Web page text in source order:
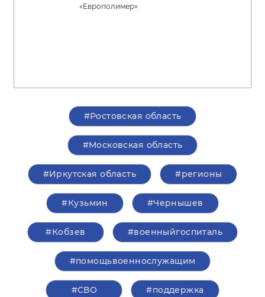
«Европолимер»
#Ростовская область
#Московская область
#Иркутская область #регионы
#Кузьмин #Чернышев
#Кобзев #военныйгоспиталь
#помощьвоеннослужащим
#СВО #поддержка